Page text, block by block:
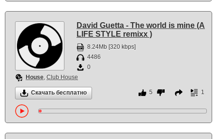
David Guetta - The world is mine (A
LIFE STYLE remixx )
8.24Mb [320 kbps]
4486
0
House, Club House
Скачать бесплатно 5 1